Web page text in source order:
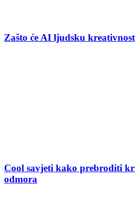
Zašto će AI ljudsku
Cool savjeti kako prebroditi
odmora